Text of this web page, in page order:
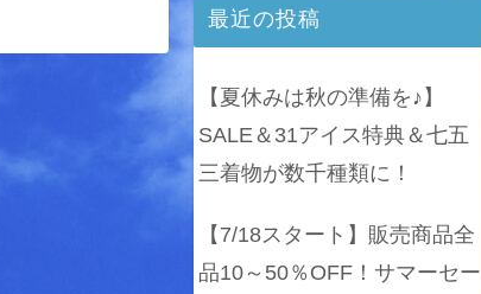
最近の投稿
【夏休みは秋の準備を♪】
SALE＆31アイス特典＆七五
三着物が数千種類に！
【7/18スタート】販売商品全
品10～50％OFF！サマーセー